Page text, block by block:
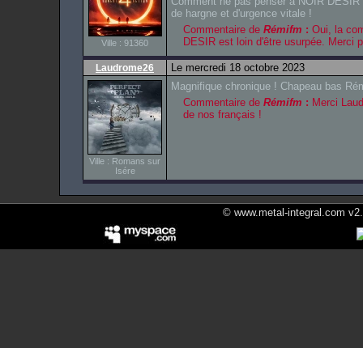
Ville : 91360
de hargne et d'urgence vitale !
Commentaire de Rémifm : Oui, la
DESIR est loin d'être usurpée. Merci
Laudrome26 Le mercredi 18 octobre 2023
Ville : Romans sur
Isére
Magnifique chronique ! Chapeau bas
Commentaire de Rémifm : Merci
de nos français !
© www.metal-integral.com